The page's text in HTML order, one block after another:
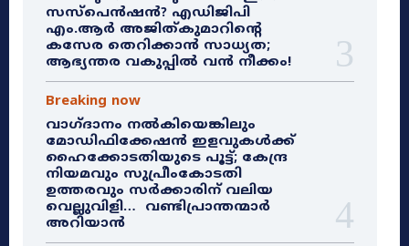
സസ്‌പെൻഷൻ? എഡിജിപി
എം.ആർ അജിത്കുമാറിൻ്റെ
കസേര തെറിക്കാൻ സാധ്യത;
ആഭ്യന്തര വകുപ്പിൽ വൻ നീക്കം!
Breaking now
വാഗ്ദാനം നൽകിയെങ്കിലും
മോഡിഫിക്കേഷൻ ഇളവുകൾക്ക്
ഹൈക്കോടതിയുടെ പൂട്ട്; കേന്ദ്ര
നിയമവും സുപ്രീംകോടതി
ഉത്തരവും സർക്കാരിന് വലിയ
വെല്ലുവിളി… വണ്ടിപ്രാന്തന്മാർ
അറിയാൻ